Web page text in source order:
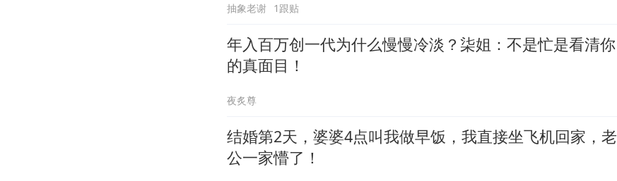
抽象老谢 1跟贴
年入百万创一代为什么慢慢冷淡？柒姐：不是忙是看清你
的真面目！
夜炙尊
结婚第2天，婆婆4点叫我做早饭，我直接坐飞机回家，老
公一家懵了！